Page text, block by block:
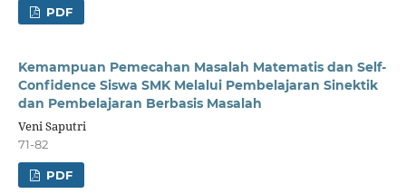
PDF
Kemampuan Pemecahan Masalah Matematis dan Self-
Confidence Siswa SMK Melalui Pembelajaran Sinektik
dan Pembelajaran Berbasis Masalah
Veni Saputri
71-82
PDF